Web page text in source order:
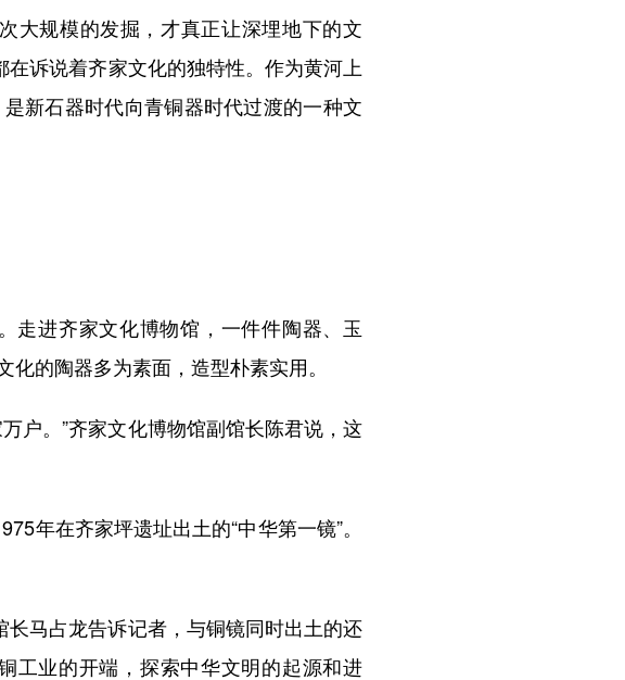
规模的发掘，才真正让深埋地下的文
诉说着齐家文化的独特性。作为黄河上
新石器时代向青铜器时代过渡的一种文
进齐家文化博物馆，一件件陶器、玉
的陶器多为素面，造型朴素实用。
。”齐家文化博物馆副馆长陈君说，这
在齐家坪遗址出土的“中华第一镜”。
马占龙告诉记者，与铜镜同时出土的还
工业的开端，探索中华文明的起源和进